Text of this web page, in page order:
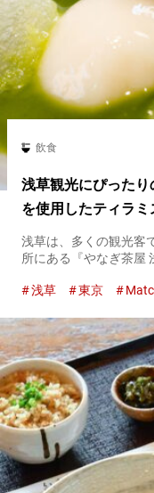
飲食
浅草観光にぴった
を使用したティラ
草】
浅草は、多くの観光客
所にある『やなぎ茶屋
しめるのは、抹茶を使
浅草 東京